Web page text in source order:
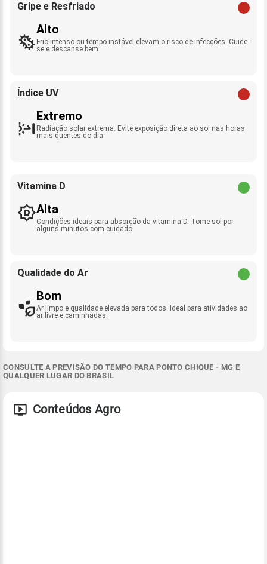
Gripe e Resfriado
Alto
Frio intenso ou tempo instável elevam o risco de infecções. Cuide-
se e descanse bem.
Índice UV
Extremo
Radiação solar extrema. Evite exposição direta ao sol nas horas
mais quentes do dia.
Vitamina D
Alta
Condições ideais para absorção da vitamina D. Tome sol por
alguns minutos com cuidado.
Qualidade do Ar
Bom
Ar limpo e qualidade elevada para todos. Ideal para atividades ao
ar livre e caminhadas.
CONSULTE A PREVISÃO DO TEMPO PARA PONTO CHIQUE - MG E
QUALQUER LUGAR DO BRASIL
Conteúdos Agro